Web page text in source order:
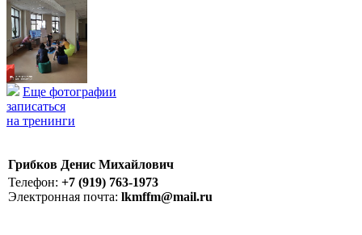
Еще фотографии
записаться
на тренинги
Грибков Денис Михайлович
Телефон: +7 (919) 763-1973
Электронная почта: lkmffm@mail.ru